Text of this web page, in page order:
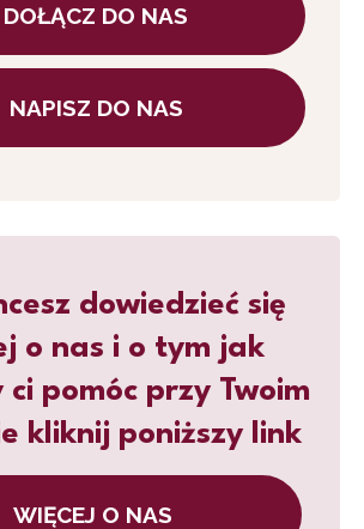
DOŁĄCZ DO NAS
NAPISZ DO NAS
dowiedzieć się
o nas i o tym jak
ci pomóc przy Twoim
kliknij poniższy link
WIĘCEJ O NAS